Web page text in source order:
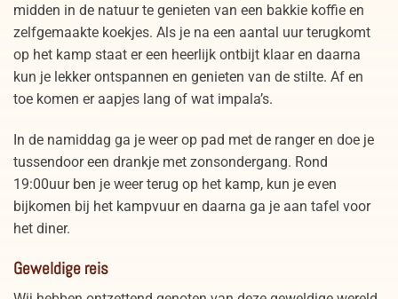
midden in de natuur te genieten van een bakkie koffie en
zelfgemaakte koekjes. Als je na een aantal uur terugkomt
op het kamp staat er een heerlijk ontbijt klaar en daarna
kun je lekker ontspannen en genieten van de stilte. Af en
toe komen er aapjes lang of wat impala’s.
In de namiddag ga je weer op pad met de ranger en doe je
tussendoor een drankje met zonsondergang. Rond
19:00uur ben je weer terug op het kamp, kun je even
bijkomen bij het kampvuur en daarna ga je aan tafel voor
het diner.
Geweldige reis